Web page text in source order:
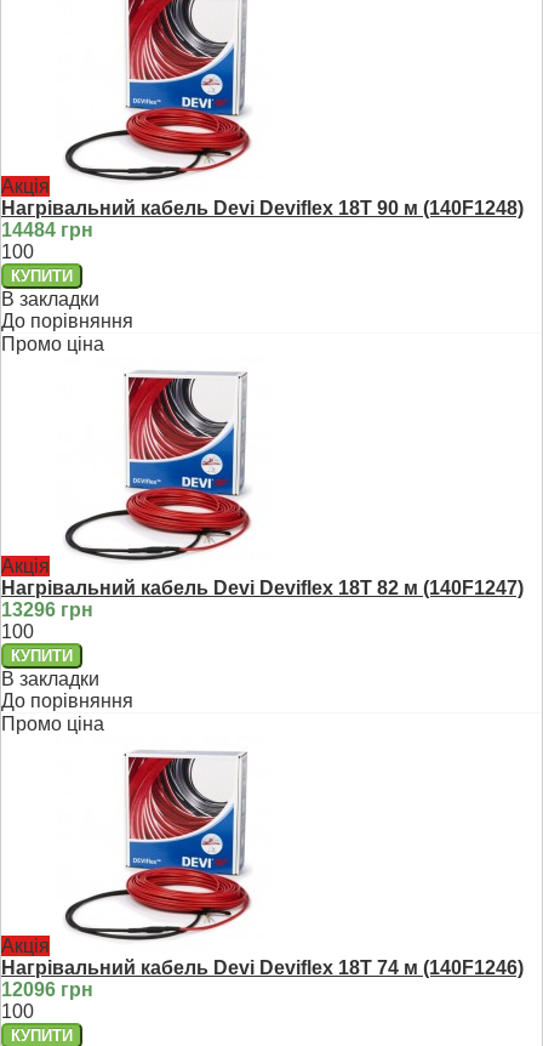
Акція
Нагрівальний кабель Devi Deviflex 18T 90 м (140F1248)
14484 грн
100
В закладки
До порівняння
Промо ціна
Акція
Нагрівальний кабель Devi Deviflex 18T 82 м (140F1247)
13296 грн
100
В закладки
До порівняння
Промо ціна
Акція
Нагрівальний кабель Devi Deviflex 18T 74 м (140F1246)
12096 грн
100